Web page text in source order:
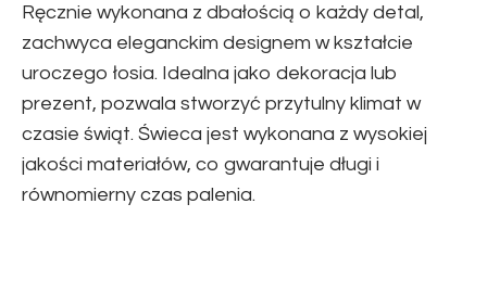
Ręcznie wykonana z dbałością o każdy detal,
zachwyca eleganckim designem w kształcie
uroczego łosia. Idealna jako dekoracja lub
prezent, pozwala stworzyć przytulny klimat w
czasie świąt. Świeca jest wykonana z wysokiej
jakości materiałów, co gwarantuje długi i
równomierny czas palenia.